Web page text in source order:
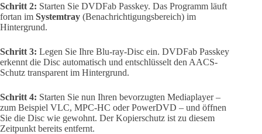
Schritt 2: Starten Sie DVDFab Passkey. Das Programm läuft
fortan im Systemtray (Benachrichtigungsbereich) im
Hintergrund.
Schritt 3: Legen Sie Ihre Blu-ray-Disc ein. DVDFab Passkey
erkennt die Disc automatisch und entschlüsselt den AACS-
Schutz transparent im Hintergrund.
Schritt 4: Starten Sie nun Ihren bevorzugten Mediaplayer –
zum Beispiel VLC, MPC-HC oder PowerDVD – und öffnen
Sie die Disc wie gewohnt. Der Kopierschutz ist zu diesem
Zeitpunkt bereits entfernt.